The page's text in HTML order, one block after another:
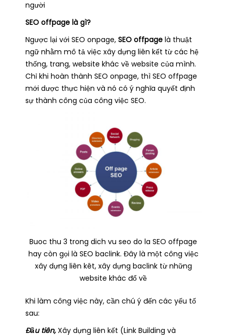
người
SEO offpage là gì?
Ngược lại với SEO onpage, SEO offpage là thuật
ngữ nhằm mô tả việc xây dựng liên kết từ các hệ
thống, trang, website khác về website của mình.
Chỉ khi hoàn thành SEO onpage, thì SEO offpage
mới dược thực hiện và nó có ý nghĩa quyết định
sự thành công của công việc SEO.
Buoc thu 3 trong dich vu seo do la SEO offpage
hay còn gọi là SEO baclink. Đây là một công việc
xây dựng liên kêt, xây dựng baclink từ những
website khác đổ về
Khi làm công việc này, cần chú ý đến các yếu tố
sau:
Đầu tiên,Xây dựng liên kết (Link Building và